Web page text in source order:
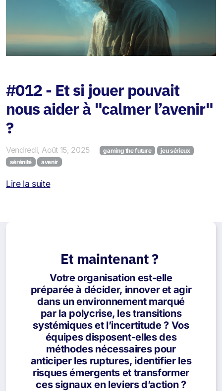
#012 - Et si jouer pouvait
nous aider à "calmer l’avenir"
?
Vendredi, Août 15, 2025 gaming the future
jeu sérieux
sérénité
avenir
Lire la suite
Et maintenant ?
Votre organisation est-elle
préparée à décider, innover et agir
dans un environnement marqué
par la polycrise, les transitions
systémiques et l’incertitude ? Vos
équipes disposent-elles des
méthodes nécessaires pour
anticiper les ruptures, identifier les
risques émergents et transformer
ces signaux en leviers d’action ?